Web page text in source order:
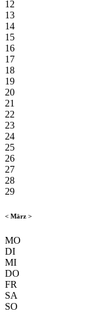
12
13
14
15
16
17
18
19
20
21
22
23
24
25
26
27
28
29
< März >
MO
DI
MI
DO
FR
SA
SO